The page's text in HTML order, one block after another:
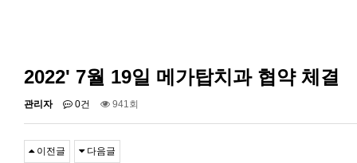
2022' 7월 19일 메가탑치과 협약 체결
관리자 0건 941회
이전글 다음글